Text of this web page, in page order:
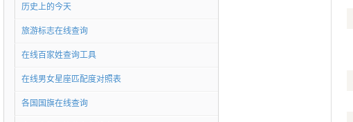
历史上的今天
旅游标志在线查询
在线百家姓查询工具
在线男女星座匹配度对照表
各国国旗在线查询